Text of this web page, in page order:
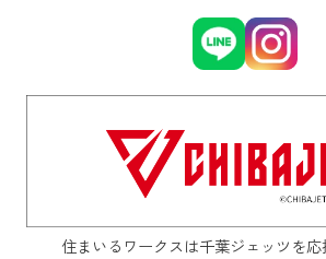
住まいるワークスは千葉ジェッツを応